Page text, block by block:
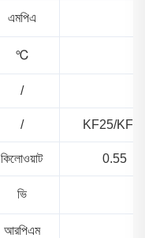
এমপিএ
℃
/
/ KF25/
কিলোওয়াট 0.55
ভি
আরপিএম